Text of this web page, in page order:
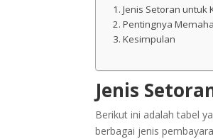
Jenis Setoran untuk
Pentingnya
Kesimpulan
Jenis
Berikut ini adalah tabel
berbagai jenis